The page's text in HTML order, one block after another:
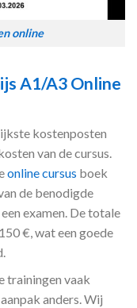
online
A1/A3 Online
kostenposten
van de cursus.
online cursus boek
de benodigde
examen. De totale
€, wat een goede
trainingen vaak
anders. Wij